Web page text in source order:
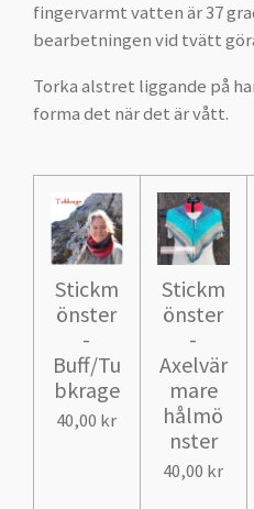
fingervarmt vatten är 37
bearbetningen vid tvätt
Torka alstret liggande på
forma det när det är vått.
Stickm
önster
-
Buff/Tu
bkrage
40,00 kr
Stickm
önster
-
Axelvär
mare
hålmö
nster
40,00 kr